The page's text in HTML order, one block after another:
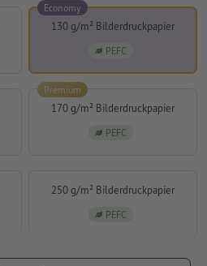
130 g/m² Bilderdruckpapier
PEFC
Economy
170 g/m² Bilderdruckpapier
PEFC
Premium
250 g/m² Bilderdruckpapier
PEFC